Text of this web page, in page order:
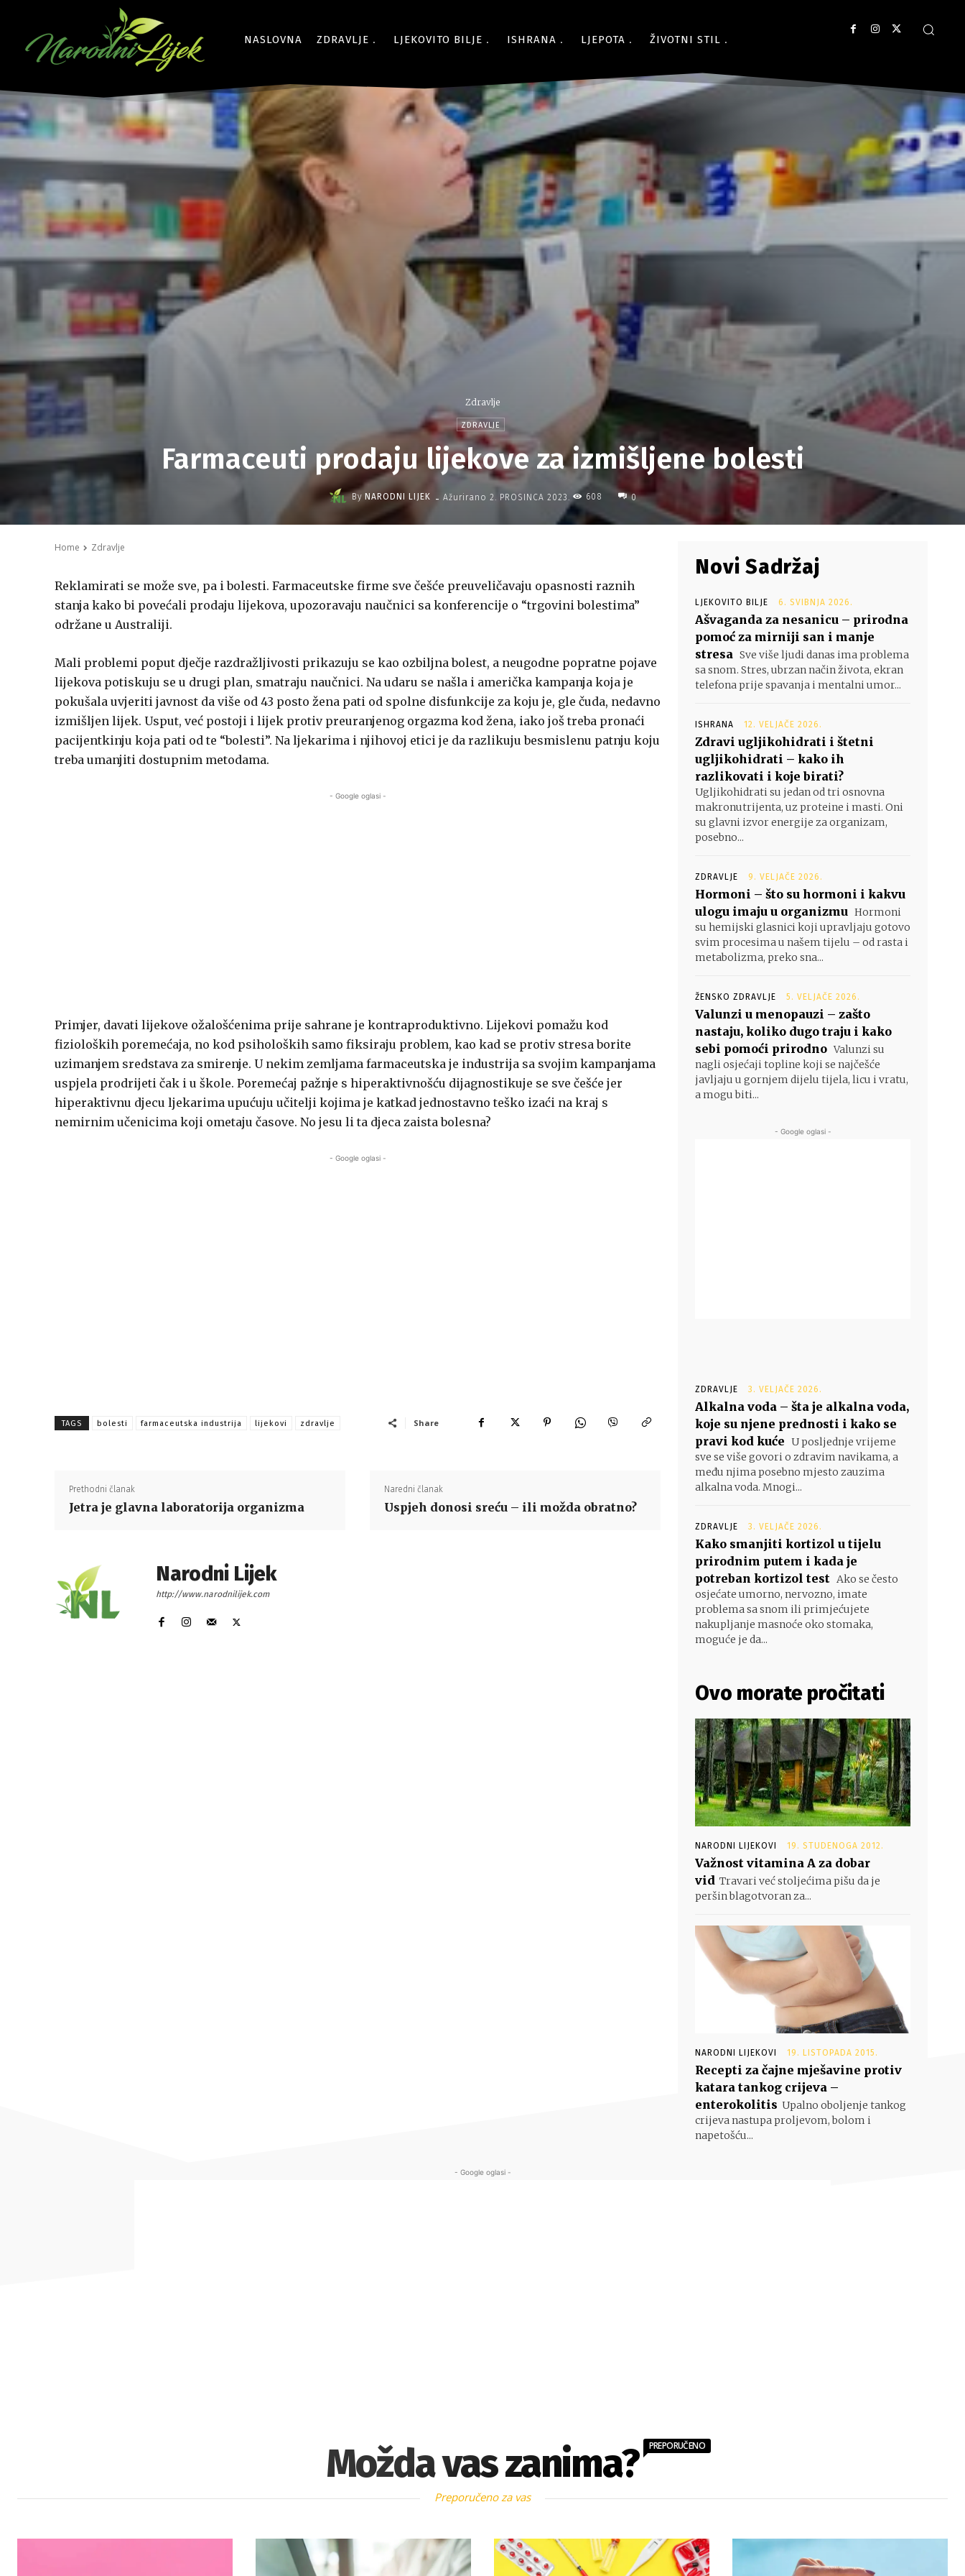
NASLOVNA ZDRAVLJE LJEKOVITO BILJE ISHRANA LJEPOTA ŽIVOTNI STIL
Zdravlje
ZDRAVLJE
Farmaceuti prodaju lijekove za izmišljene bolesti
By NARODNI LIJEK - Ažurirano 2. PROSINCA 2023. 608 0
Home Zdravlje
Reklamirati se može sve, pa i bolesti. Farmaceutske firme sve češće preuveličavaju opasnosti raznih
stanja kako bi povećali prodaju lijekova, upozoravaju naučnici sa konferencije o “trgovini bolestima”
održane u Australiji.
Mali problemi poput dječje razdražljivosti prikazuju se kao ozbiljna bolest, a neugodne popratne pojave
lijekova potiskuju se u drugi plan, smatraju naučnici. Na udaru se našla i američka kampanja koja je
pokušala uvjeriti javnost da više od 43 posto žena pati od spolne disfunkcije za koju je, gle čuda, nedavno
izmišljen lijek. Usput, već postoji i lijek protiv preuranjenog orgazma kod žena, iako još treba pronaći
pacijentkinju koja pati od te “bolesti”. Na ljekarima i njihovoj etici je da razlikuju besmislenu patnju koju
treba umanjiti dostupnim metodama.
- Google oglasi -
Primjer, davati lijekove ožalošćenima prije sahrane je kontraproduktivno. Lijekovi pomažu kod
fizioloških poremećaja, no kod psiholoških samo fiksiraju problem, kao kad se protiv stresa borite
uzimanjem sredstava za smirenje. U nekim zemljama farmaceutska je industrija sa svojim kampanjama
uspjela prodrijeti čak i u škole. Poremećaj pažnje s hiperaktivnošću dijagnostikuje se sve češće jer
hiperaktivnu djecu ljekarima upućuju učitelji kojima je katkad jednostavno teško izaći na kraj s
nemirnim učenicima koji ometaju časove. No jesu li ta djeca zaista bolesna?
- Google oglasi -
TAGS bolesti farmaceutska industrija lijekovi zdravlje Share
Prethodni članak
Jetra je glavna laboratorija organizma
Naredni članak
Uspjeh donosi sreću – ili možda obratno?
Narodni Lijek
http://www.narodnilijek.com
Novi Sadržaj
LJEKOVITO BILJE 6. SVIBNJA 2026.
Ašvaganda za nesanicu – prirodna
pomoć za mirniji san i manje
stresa Sve više ljudi danas ima problema
sa snom. Stres, ubrzan način života, ekran
telefona prije spavanja i mentalni umor...
ISHRANA 12. VELJAČE 2026.
Zdravi ugljikohidrati i štetni
ugljikohidrati – kako ih
razlikovati i koje birati?
Ugljikohidrati su jedan od tri osnovna
makronutrijenta, uz proteine i masti. Oni
su glavni izvor energije za organizam,
posebno...
ZDRAVLJE 9. VELJAČE 2026.
Hormoni – što su hormoni i kakvu
ulogu imaju u organizmu Hormoni
su hemijski glasnici koji upravljaju gotovo
svim procesima u našem tijelu – od rasta i
metabolizma, preko sna...
ŽENSKO ZDRAVLJE 5. VELJAČE 2026.
Valunzi u menopauzi – zašto
nastaju, koliko dugo traju i kako
sebi pomoći prirodno Valunzi su
nagli osjećaji topline koji se najčešće
javljaju u gornjem dijelu tijela, licu i vratu,
a mogu biti...
- Google oglasi -
ZDRAVLJE 3. VELJAČE 2026.
Alkalna voda – šta je alkalna voda,
koje su njene prednosti i kako se
pravi kod kuće U posljednje vrijeme
sve se više govori o zdravim navikama, a
među njima posebno mjesto zauzima
alkalna voda. Mnogi...
ZDRAVLJE 3. VELJAČE 2026.
Kako smanjiti kortizol u tijelu
prirodnim putem i kada je
potreban kortizol test Ako se često
osjećate umorno, nervozno, imate
problema sa snom ili primjećujete
nakupljanje masnoće oko stomaka,
moguće je da...
Ovo morate pročitati
NARODNI LIJEKOVI 19. STUDENOGA 2012.
Važnost vitamina A za dobar
vid Travari već stoljećima pišu da je
peršin blagotvoran za...
NARODNI LIJEKOVI 19. LISTOPADA 2015.
Recepti za čajne mješavine protiv
katara tankog crijeva –
enterokolitis Upalno oboljenje tankog
crijeva nastupa proljevom, bolom i
napetošću...
- Google oglasi -
Možda vas zanima? PREPORUČENO
Preporučeno za vas